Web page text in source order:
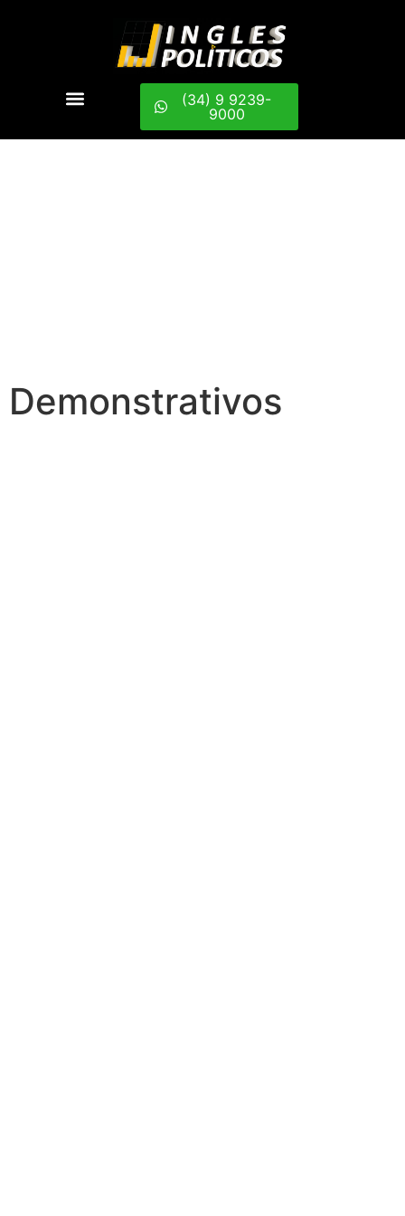
(34) 9 9239-
9000
Demonstrativos